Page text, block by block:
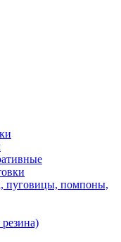
пуговицы, помпоны,